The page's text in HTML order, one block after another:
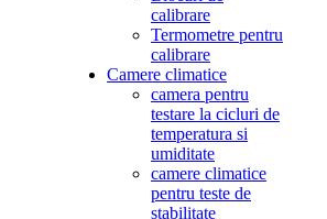
calibrare
Termometre pentru
calibrare
Camere climatice
camera pentru
testare la cicluri de
temperatura si
umiditate
camere climatice
pentru teste de
stabilitate